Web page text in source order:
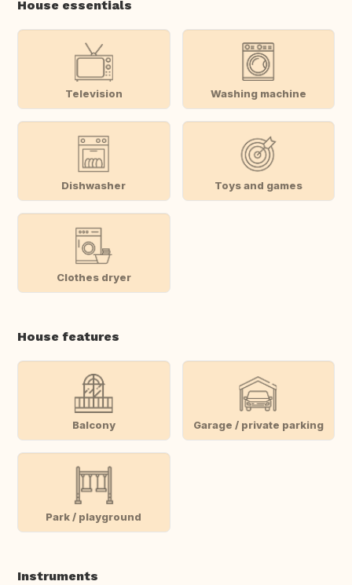
House essentials
Television Washing machine
Dishwasher Toys and games
Clothes dryer
House features
Balcony Garage / private parking
Park / playground
Instruments